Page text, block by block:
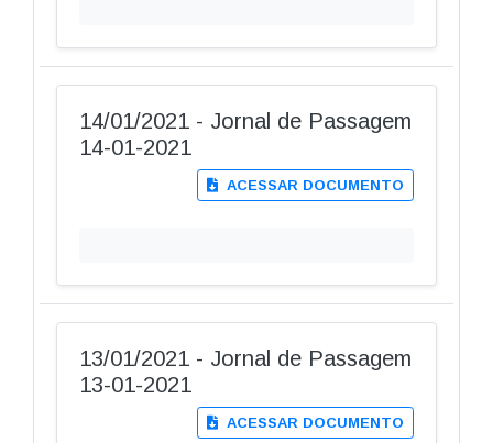
14/01/2021 - Jornal de Passagem
14-01-2021
ACESSAR DOCUMENTO
13/01/2021 - Jornal de Passagem
13-01-2021
ACESSAR DOCUMENTO